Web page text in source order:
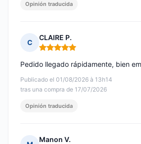
Opinión traducida
C
CLAIRE P.
Nota: 5 de 5
Publicado el 01/08/2026 à 13h14
tras una compra de 17/07/2026
Pedido llegado rápidamente, bien
Opinión traducida
Manon V.